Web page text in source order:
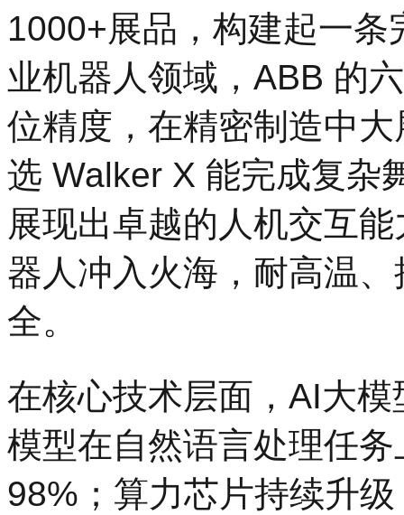
1000+展品，构建起一
业机器人领域，ABB 的
位精度，在精密制造中
选 Walker X 能完成复杂
展现出卓越的人机交互
器人冲入火海，耐高温
全。
在核心技术层面，AI大
模型在自然语言处理任
98%；算力芯片持续升